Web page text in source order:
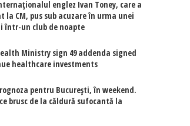
englez Ivan Toney, care a
la CM, pus sub acuzare în urma unei
într-un club de noapte
Ministry sign 49 addenda signed
healthcare investments
pentru București, în weekend.
brusc de la căldură sufocantă la